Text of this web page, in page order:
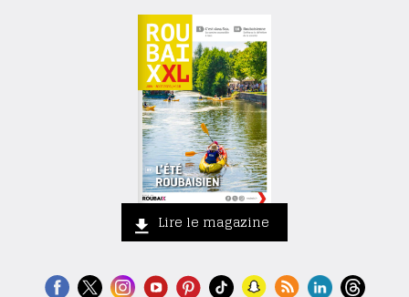
Lire le magazine